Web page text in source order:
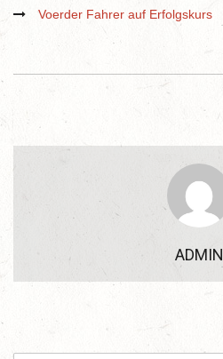
Voerder Fahrer auf Erfolgskurs
ADMIN